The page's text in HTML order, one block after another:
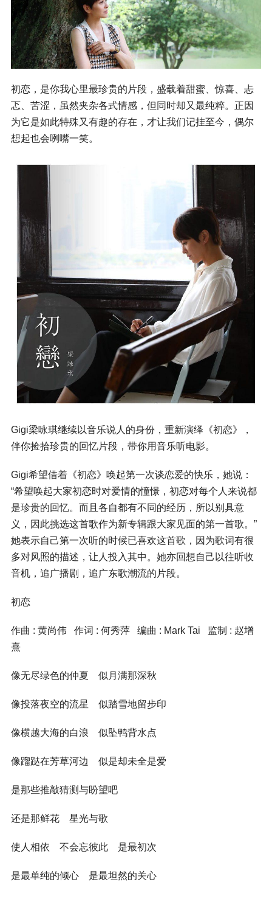
初恋，是你我心里最珍贵的片段，盛载着甜蜜、惊喜、忐
忑、苦涩，虽然夹杂各式情感，但同时却又最纯粹。正因
为它是如此特殊又有趣的存在，才让我们记挂至今，偶尔
想起也会咧嘴一笑。
Gigi梁咏琪继续以音乐说人的身份，重新演绎《初恋》，
伴你捡拾珍贵的回忆片段，带你用音乐听电影。
Gigi希望借着《初恋》唤起第一次谈恋爱的快乐，她说：
“希望唤起大家初恋时对爱情的憧憬，初恋对每个人来说都
是珍贵的回忆。而且各自都有不同的经历，所以别具意
义，因此挑选这首歌作为新专辑跟大家见面的第一首歌。”
她表示自己第一次听的时候已喜欢这首歌，因为歌词有很
多对风照的描述，让人投入其中。她亦回想自己以往听收
音机，追广播剧，追广东歌潮流的片段。
初恋
作曲 : 黄尚伟 作词 : 何秀萍 编曲 : Mark Tai 监制 : 赵增
熹
像无尽绿色的仲夏 似月满那深秋
像投落夜空的流星 似踏雪地留步印
像横越大海的白浪 似坠鸭背水点
像蹓跶在芳草河边 似是却未全是爱
是那些推敲猜测与盼望吧
还是那鲜花 星光与歌
使人相依 不会忘彼此 是最初次
是最单纯的倾心 是最坦然的关心